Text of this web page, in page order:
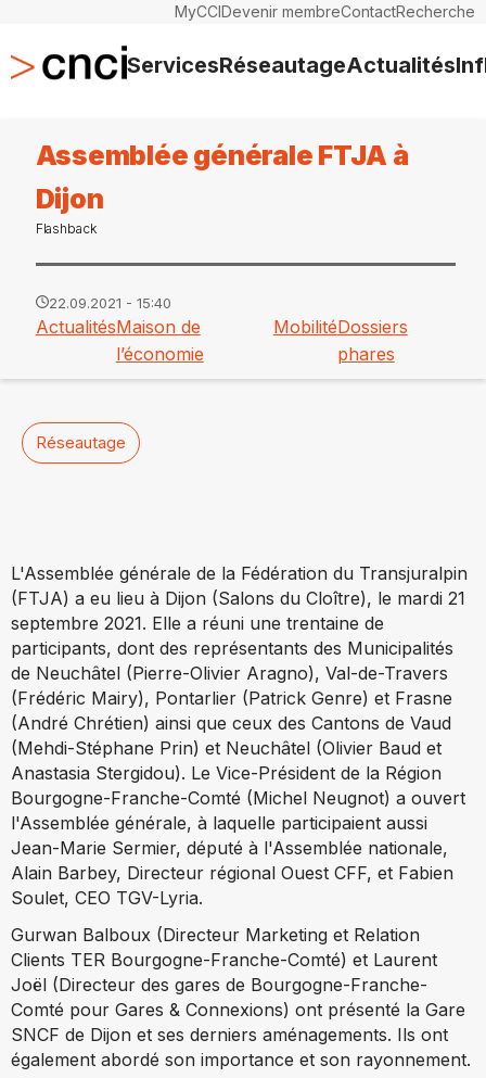
MyCCIDevenir membreContactRecherche
ServicesRéseautageActualités
Assemblée générale FTJA à
Dijon
Flashback
22.09.2021 - 15:40
ActualitésMaison de
l’économie
MobilitéDossiers
phares
Réseautage
L'Assemblée générale de la Fédération du Transjuralpin
(FTJA) a eu lieu à Dijon (Salons du Cloître), le mardi 21
septembre 2021. Elle a réuni une trentaine de
participants, dont des représentants des Municipalités
de Neuchâtel (Pierre-Olivier Aragno), Val-de-Travers
(Frédéric Mairy), Pontarlier (Patrick Genre) et Frasne
(André Chrétien) ainsi que ceux des Cantons de Vaud
(Mehdi-Stéphane Prin) et Neuchâtel (Olivier Baud et
Anastasia Stergidou). Le Vice-Président de la Région
Bourgogne-Franche-Comté (Michel Neugnot) a ouvert
l'Assemblée générale, à laquelle participaient aussi
Jean-Marie Sermier, député à l'Assemblée nationale,
Alain Barbey, Directeur régional Ouest CFF, et Fabien
Soulet, CEO TGV-Lyria.
Gurwan Balboux (Directeur Marketing et Relation
Clients TER Bourgogne-Franche-Comté) et Laurent
Joël (Directeur des gares de Bourgogne-Franche-
Comté pour Gares & Connexions) ont présenté la Gare
SNCF de Dijon et ses derniers aménagements. Ils ont
également abordé son importance et son rayonnement.